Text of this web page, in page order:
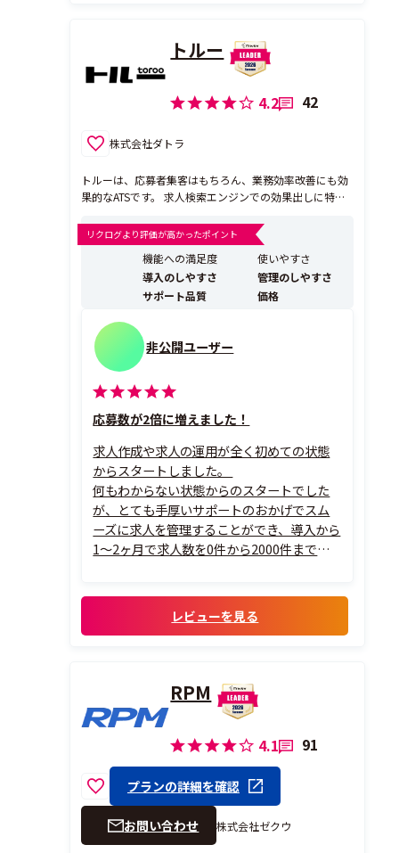
トルー
4.2 42
株式会社ダトラ
トルーは、応募者集客はもちろん、業務効率改善にも効
果的なATSです。 求人検索エンジンでの効果出しに特化
やSNSなどWEB広告での応募者獲得も可能。 採用管理面
では、他の求人媒体の応募者データを自動連携する機能
や、すでにお使いの顧客管理システムと...
リクログより評価が高かったポイント
機能への満足度
使いやすさ
導入のしやすさ
管理のしやすさ
サポート品質
価格
非公開ユーザー
応募数が2倍に増えました！
求人作成や求人の運用が全く初めての状態
からスタートしました。
何もわからない状態からのスタートでした
が、とても手厚いサポートのおかげでスム
ーズに求人を管理することができ、導入から
1～2ヶ月で求人数を0件から2000件まで増
在宅勤務のスタッフも複数名在籍していま
すが、求人管理ページも複雑な仕組みがな
レビューを見る
RPM
4.1 91
プランの詳細を確認
お問い合わせ 株式会社ゼクウ